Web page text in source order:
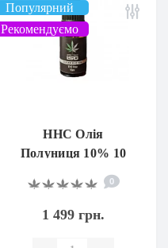
Популярний
Рекомендуємо
HHC Олія
Полуниця 10% 10
0
1 499 грн.